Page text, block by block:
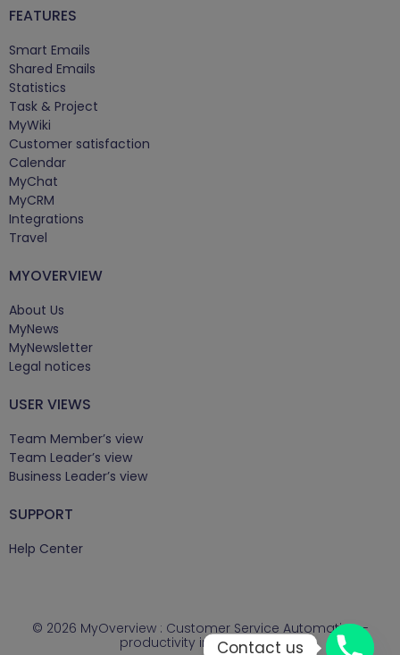
FEATURES
Smart Emails
Shared Emails
Statistics
Task & Project
MyWiki
Customer satisfaction
Calendar
MyChat
MyCRM
Integrations
Travel
USER VIEWS
Team Member’s view
Team Leader’s view
Business Leader’s view
SUPPORT
Help Center
MYOVERVIEW
About Us
MyNews
MyNewsletter
Legal notices
© 2026 MyOverview : Customer Service Automation -
productivity improvment.
Contact us